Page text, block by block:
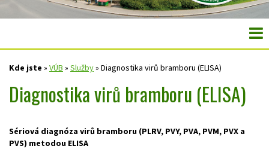
Kde jste » VÚB » Služby» Diagnostika virů bramboru (ELISA)
Diagnostika virů bramboru (ELISA)
Sériová diagnóza virů bramboru (PLRV, PVY, PVA, PVM, PVX a
PVS) metodou ELISA